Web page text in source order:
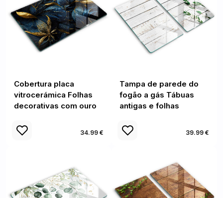
Cobertura placa
vitrocerámica Folhas
decorativas com ouro
34.99 €
Tampa de parede do
fogão a gás Tábuas
antigas e folhas
39.99 €